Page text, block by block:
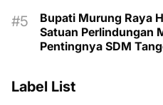
Bupati Murung Raya
Satuan Perlindungan
Pentingnya SDM
Label List